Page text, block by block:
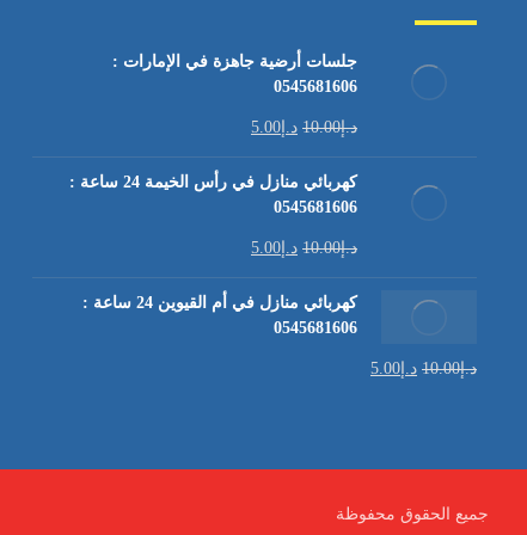
جلسات أرضية جاهزة في الإمارات :
0545681606
د.إ10.00 د.إ 5.00
كهربائي منازل في رأس الخيمة 24 ساعة :
0545681606
د.إ10.00 د.إ 5.00
كهربائي منازل في أم القيوين 24 ساعة :
0545681606
د.إ10.00 د.إ 5.00
جميع الحقوق محفوظة